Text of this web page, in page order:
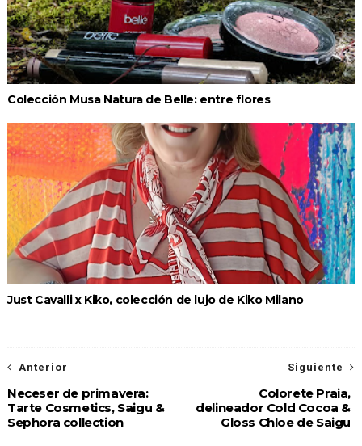
Colección Musa Natura de Belle: entre flores
Just Cavalli x Kiko, colección de lujo de Kiko Milano
Siguiente
Colorete Praia,
delineador Cold Cocoa &
Gloss Chloe de Saigu
Anterior
Neceser de primavera:
Tarte Cosmetics, Saigu &
Sephora collection